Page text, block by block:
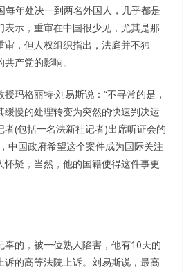
每年处决一到两名外国人，几乎都是
表示，重审在中国很少见，尤其是那
审，但人权组织指出，法庭并不独
产党的影响。
玛格丽特·刘易斯说：“不寻常的是，
缓慢的处理转变为突然的快速判决运
者(包括一名法新社记者)出席听证会的
中国政府希望这个案件成为国际关注
怀疑，当然，他的国籍使得这件事更
辜的，被一位熟人陷害，他有10天的
诉的高等法院上诉。刘易斯说，最高